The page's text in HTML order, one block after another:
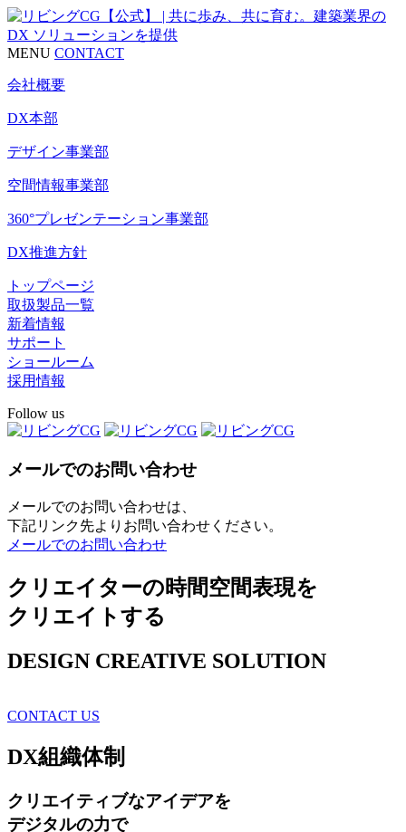
MENU CONTACT
会社概要
DX本部
デザイン事業部
空間情報事業部
360°プレゼンテーション事業部
DX推進方針
トップページ
取扱製品一覧
新着情報
サポート
ショールーム
採用情報
Follow us
メールでのお問い合わせ
メールでのお問い合わせは、
下記リンク先よりお問い合わせください。
メールでのお問い合わせ
クリエイターの時間空間表現を
クリエイトする
DESIGN CREATIVE SOLUTION
CONTACT US
DX組織体制
クリエイティブなアイデアを
デジタルの力で